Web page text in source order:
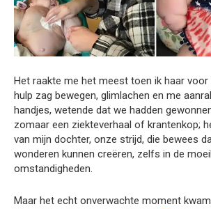
Het raakte me het meest toen ik haar
hulp zag bewegen, glimlachen en me
handjes, wetende dat we hadden
zomaar een ziekteverhaal of krantenkop;
van mijn dochter, onze strijd, die bewees
wonderen kunnen creëren, zelfs in de
omstandigheden.
Maar het echt onverwachte moment